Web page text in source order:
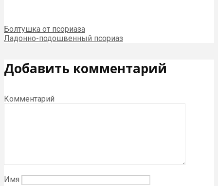
Болтушка от псориаза
Ладонно-подошвенный псориаз
Добавить комментарий
Комментарий
Имя